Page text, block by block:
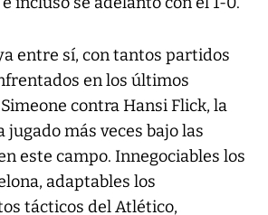
entre sí, con tantos partidos
en los últimos
contra Hansi Flick, la
jugado más veces bajo las
este campo. Innegociables los
adaptables los
tácticos del Atlético,